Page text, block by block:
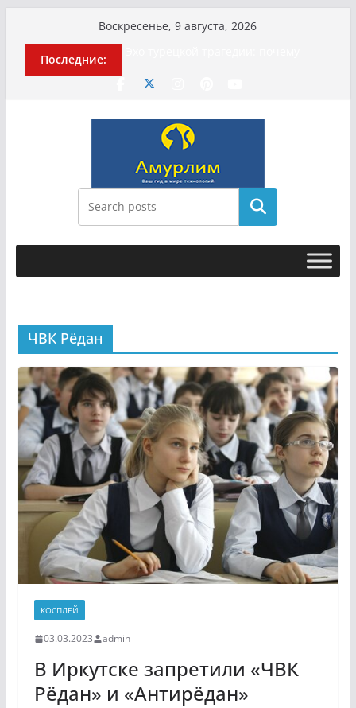
содержимому
Воскресенье, 9 августа, 2026
Последние:
МотоТани?
приговорили к четырём годам
Илью Ремесло задержали по делу о
фейках о российской армии
Новые криминальные хроники
связали Диану Шурыгину и Настю
История о том, как «Пухососы»
улетели к чужому дяде
Поиск
ЧВК Рёдан
КОСПЛЕЙ
03.03.2023 admin
В Иркутске запретили «ЧВК
Рёдан» и «Антирёдан»